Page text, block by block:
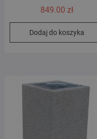
849.00 zł
Dodaj do koszyka